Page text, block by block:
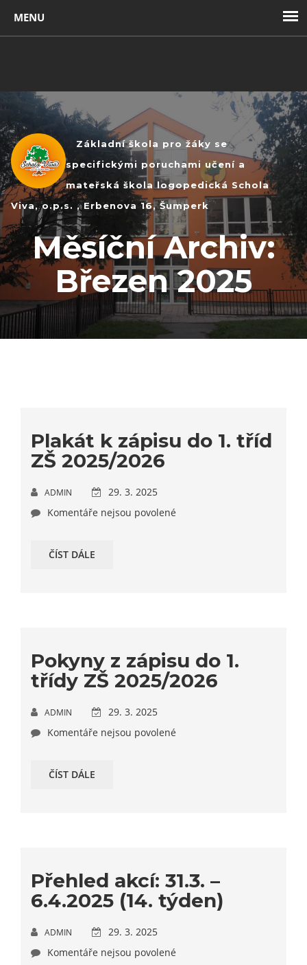
Základní škola pro žáky se
specifickými poruchami učení a
mateřská škola logopedická Schola
Viva, o.p.s. , Erbenova 16, Šumperk
Měsíční Archiv:
Březen 2025
Plakát k zápisu do 1. tříd
ZŠ 2025/2026
ADMIN
29. 3. 2025
Komentáře nejsou povolené
ČÍST DÁLE
Pokyny z zápisu do 1.
třídy ZŠ 2025/2026
ADMIN
29. 3. 2025
Komentáře nejsou povolené
ČÍST DÁLE
Přehled akcí: 31.3. –
6.4.2025 (14. týden)
ADMIN
29. 3. 2025
Komentáře nejsou povolené